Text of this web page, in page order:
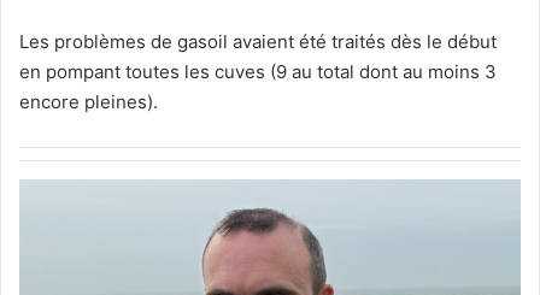
Les problèmes de gasoil avaient été traités dès le début
en pompant toutes les cuves (9 au total dont au moins 3
encore pleines).